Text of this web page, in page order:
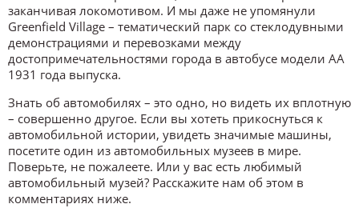
заканчивая локомотивом. И мы даже не упомянули
Greenfield Village – тематический парк со стеклодувными
демонстрациями и перевозками между
достопримечательностями города в автобусе модели АА
1931 года выпуска.
Знать об автомобилях – это одно, но видеть их вплотную
– совершенно другое. Если вы хотеть прикоснуться к
автомобильной истории, увидеть значимые машины,
посетите один из автомобильных музеев в мире.
Поверьте, не пожалеете. Или у вас есть любимый
автомобильный музей? Расскажите нам об этом в
комментариях ниже.